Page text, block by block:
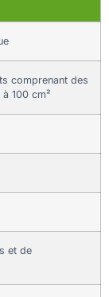
comprenant des
100 cm²
et de